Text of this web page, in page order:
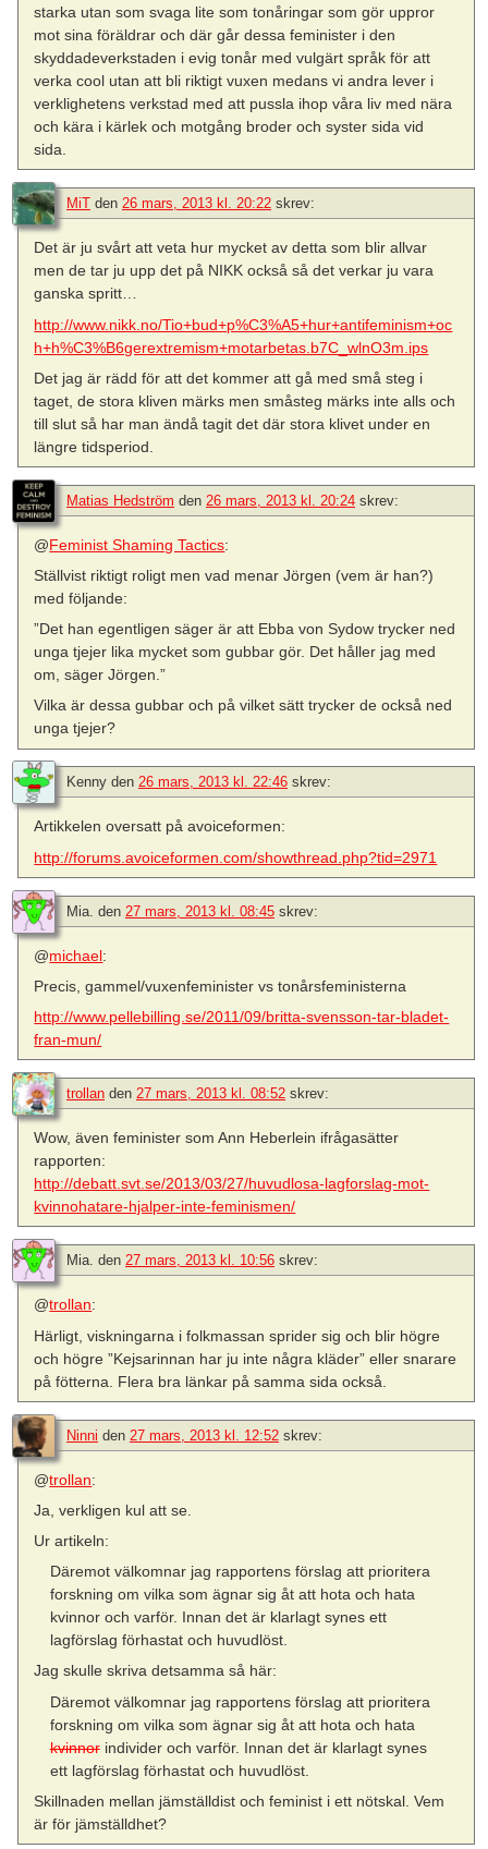
starka utan som svaga lite som tonåringar som gör uppror
mot sina föräldrar och där går dessa feminister i den
skyddadeverkstaden i evig tonår med vulgärt språk för att
verka cool utan att bli riktigt vuxen medans vi andra lever i
verklighetens verkstad med att pussla ihop våra liv med nära
och kära i kärlek och motgång broder och syster sida vid
sida.
MiT den 26 mars, 2013 kl. 20:22 skrev:
Det är ju svårt att veta hur mycket av detta som blir allvar
men de tar ju upp det på NIKK också så det verkar ju vara
ganska spritt…
http://www.nikk.no/Tio+bud+p%C3%A5+hur+antifeminism+oc
h+h%C3%B6gerextremism+motarbetas.b7C_wlnO3m.ips
Det jag är rädd för att det kommer att gå med små steg i
taget, de stora kliven märks men småsteg märks inte alls och
till slut så har man ändå tagit det där stora klivet under en
längre tidsperiod.
Matias Hedström den 26 mars, 2013 kl. 20:24 skrev:
@Feminist Shaming Tactics:
Ställvist riktigt roligt men vad menar Jörgen (vem är han?)
med följande:
”Det han egentligen säger är att Ebba von Sydow trycker ned
unga tjejer lika mycket som gubbar gör. Det håller jag med
om, säger Jörgen.”
Vilka är dessa gubbar och på vilket sätt trycker de också ned
unga tjejer?
Kenny den 26 mars, 2013 kl. 22:46 skrev:
Artikkelen oversatt på avoiceformen:
http://forums.avoiceformen.com/showthread.php?tid=2971
Mia. den 27 mars, 2013 kl. 08:45 skrev:
@michael:
Precis, gammel/vuxenfeminister vs tonårsfeministerna
http://www.pellebilling.se/2011/09/britta-svensson-tar-bladet-
fran-mun/
trollan den 27 mars, 2013 kl. 08:52 skrev:
Wow, även feminister som Ann Heberlein ifrågasätter
rapporten:
http://debatt.svt.se/2013/03/27/huvudlosa-lagforslag-mot-
kvinnohatare-hjalper-inte-feminismen/
Mia. den 27 mars, 2013 kl. 10:56 skrev:
@trollan:
Härligt, viskningarna i folkmassan sprider sig och blir högre
och högre ”Kejsarinnan har ju inte några kläder” eller snarare
på fötterna. Flera bra länkar på samma sida också.
Ninni den 27 mars, 2013 kl. 12:52 skrev:
@trollan:
Ja, verkligen kul att se.
Ur artikeln:
Däremot välkomnar jag rapportens förslag att prioritera
forskning om vilka som ägnar sig åt att hota och hata
kvinnor och varför. Innan det är klarlagt synes ett
lagförslag förhastat och huvudlöst.
Jag skulle skriva detsamma så här:
Däremot välkomnar jag rapportens förslag att prioritera
forskning om vilka som ägnar sig åt att hota och hata
kvinnorindivider och varför. Innan det är klarlagt synes
ett lagförslag förhastat och huvudlöst.
Skillnaden mellan jämställdist och feminist i ett nötskal. Vem
är för jämställdhet?